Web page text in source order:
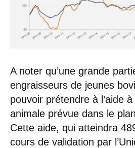
A noter qu’une grande
engraisseurs de jeunes
pouvoir prétendre à l’aide à
animale prévue dans le
Cette aide, qui atteindra
cours de validation par